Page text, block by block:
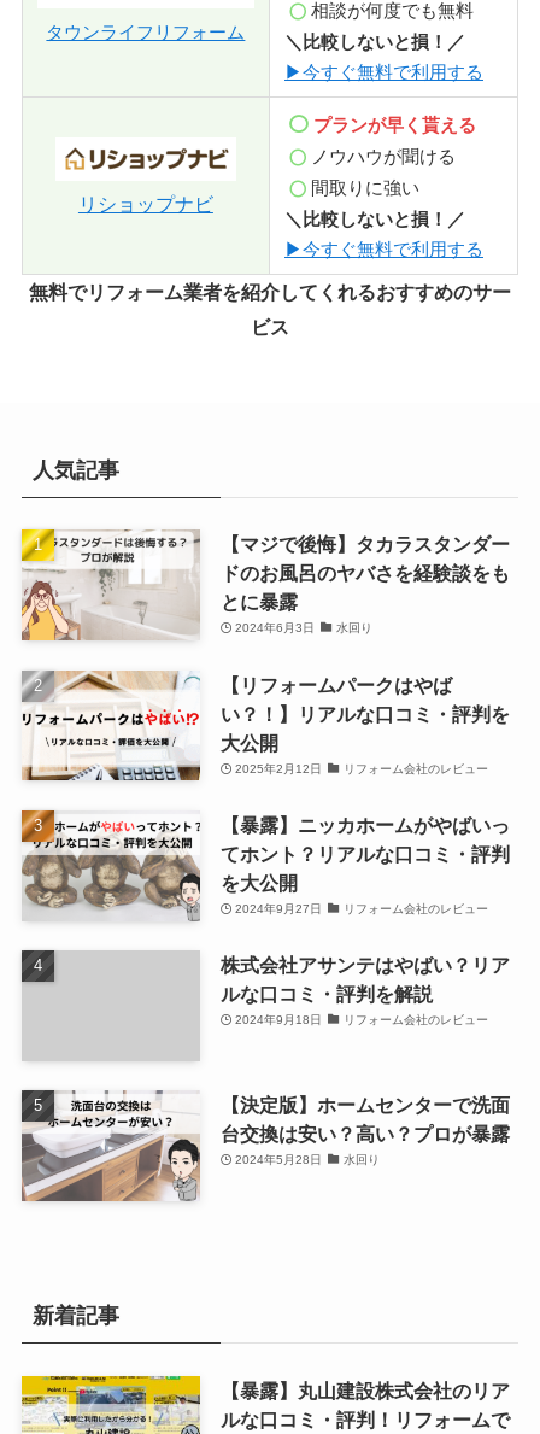
タウンライフリフォーム
相談が何度でも無料
＼比較しないと損！／
▶今すぐ無料で利用する
リショップナビ
プランが早く貰える
ノウハウが聞ける
間取りに強い
＼比較しないと損！／
▶今すぐ無料で利用する
無料でリフォーム業者を紹介してくれるおすすめのサー
ビス
人気記事
【マジで後悔】タカラスタンダー
ドのお風呂のヤバさを経験談をも
とに暴露
2024年6月3日 水回り
【リフォームパークはやば
い？！】リアルな口コミ・評判を
大公開
2025年2月12日 リフォーム会社のレビュー
【暴露】ニッカホームがやばいっ
てホント？リアルな口コミ・評判
を大公開
2024年9月27日 リフォーム会社のレビュー
株式会社アサンテはやばい？リア
ルな口コミ・評判を解説
2024年9月18日 リフォーム会社のレビュー
【決定版】ホームセンターで洗面
台交換は安い？高い？プロが暴露
2024年5月28日 水回り
新着記事
【暴露】丸山建設株式会社のリア
ルな口コミ・評判！リフォームで